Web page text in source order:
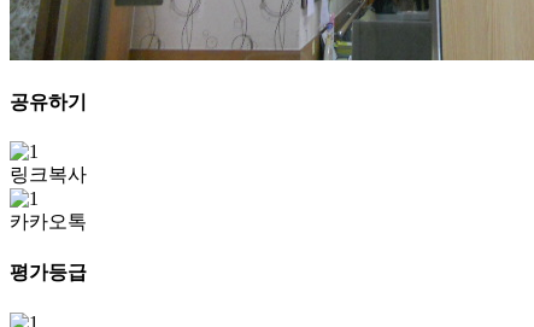
공유하기
링크복사
카카오톡
평가등급